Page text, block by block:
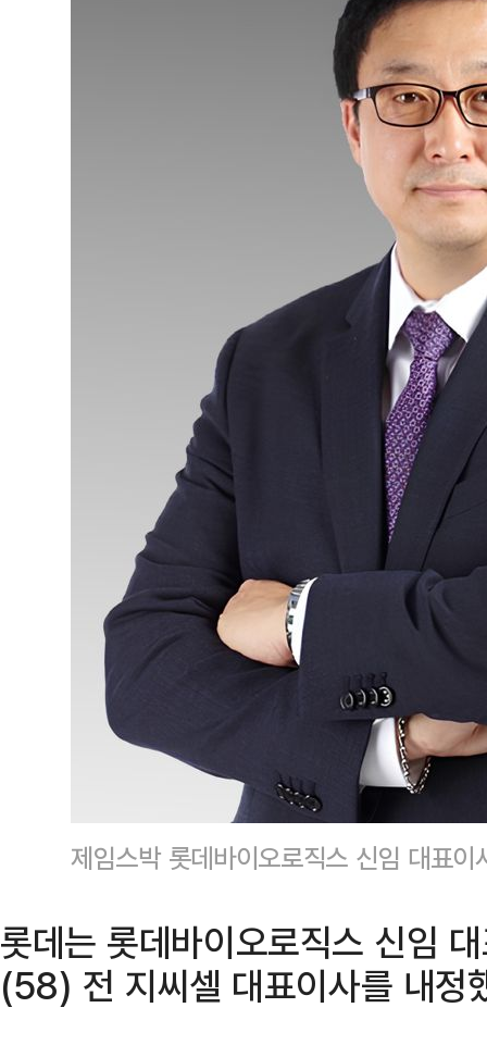
제임스박 롯데바이오로직스 신임 대표
롯데는 롯데바이오로직스 신임
(58) 전 지씨셀 대표이사를 내정